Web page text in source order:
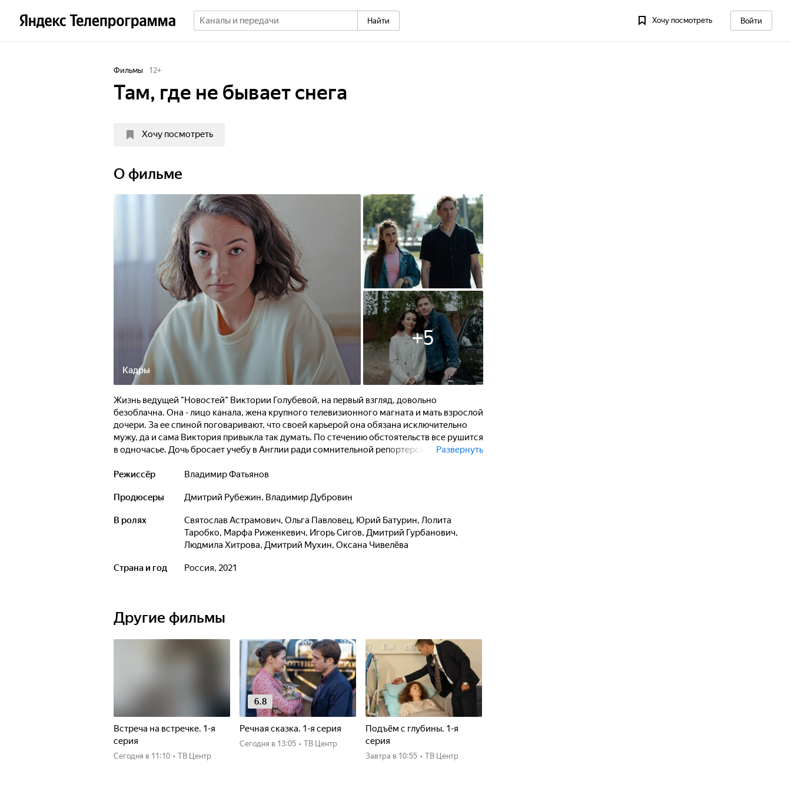
Найти Хочу посмотреть Войти
Фильмы 12+
Там, где не бывает снега
Хочу посмотреть
О фильме
Кадры
+5
Жизнь ведущей "Новостей" Виктории Голубевой, на первый взгляд, довольно
безоблачна. Она - лицо канала, жена крупного телевизионного магната и мать взрослой
дочери. За ее спиной поговаривают, что своей карьерой она обязана исключительно
мужу, да и сама Виктория привыкла так думать. По стечению обстоятельств все рушится
в одночасье. Дочь бросает учебу в Англии ради сомнительной репортерской работы на
двойном убийстве подозревают именно Викторию. А отношения с дочерью
Развернуть
Режиссёр Владимир Фатьянов
Продюсеры Дмитрий Рубежин, Владимир Дубровин
В ролях Святослав Астрамович, Ольга Павловец, Юрий Батурин, Лолита
Таробко, Марфа Риженкевич, Игорь Сигов, Дмитрий Гурбанович,
Людмила Хитрова, Дмитрий Мухин, Оксана Чивелёва
Страна и год Россия, 2021
Другие фильмы
Встреча на встречке. 1-я
серия
Сегодня в 11:10 • ТВ Центр
6.8
Речная сказка. 1-я серия
Сегодня в 13:05 • ТВ Центр
Подъём с глубины. 1-я
серия
Завтра в 10:55 • ТВ Центр